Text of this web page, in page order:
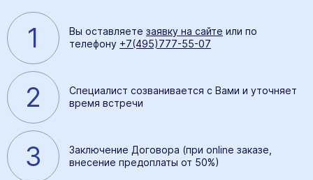
1 Вы оставляете заявку на сайте или по
телефону +7(495)777-55-07
2
Специалист созванивается с Вами и уточняет
время встречи
3
Заключение Договора (при online заказе,
внесение предоплаты от 50%)